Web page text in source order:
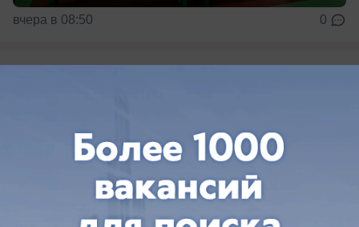
вчера в 08:50 0
Ночью громкие звуки раздались в небе над
Краснодаром